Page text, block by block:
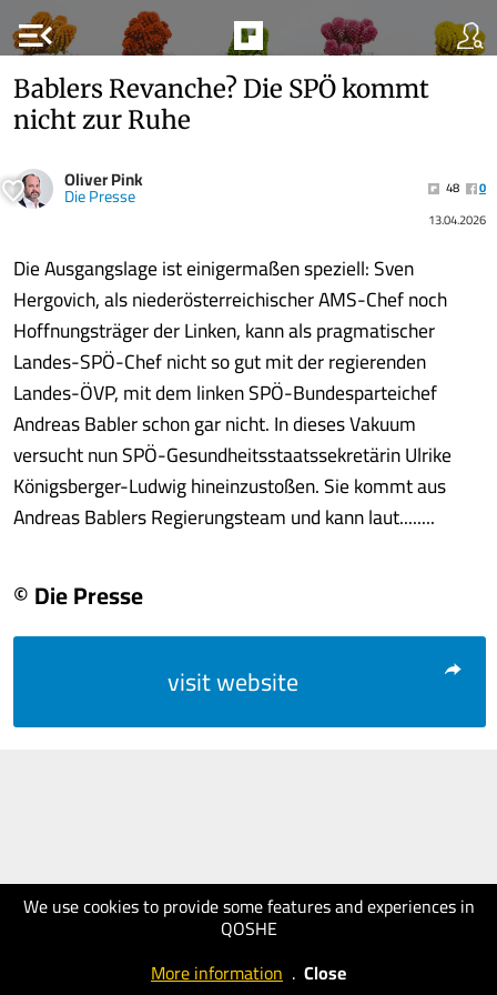
menu_open
We use cookies to provide some features and experiences in
QOSHE
More information . Close
Bablers Revanche? Die SPÖ kommt
nicht zur Ruhe
Oliver Pink
Die Presse 48
0
13.04.2026
Die Ausgangslage ist einigermaßen speziell: Sven
Hergovich, als niederösterreichischer AMS-Chef noch
Hoffnungsträger der Linken, kann als pragmatischer
Landes-SPÖ-Chef nicht so gut mit der regierenden
Landes-ÖVP, mit dem linken SPÖ-Bundesparteichef
Andreas Babler schon gar nicht. In dieses Vakuum
versucht nun SPÖ-Gesundheitsstaatssekretärin Ulrike
Königsberger-Ludwig hineinzustoßen. Sie kommt aus
Andreas Bablers Regierungsteam und kann laut........
© Die Presse
visit website